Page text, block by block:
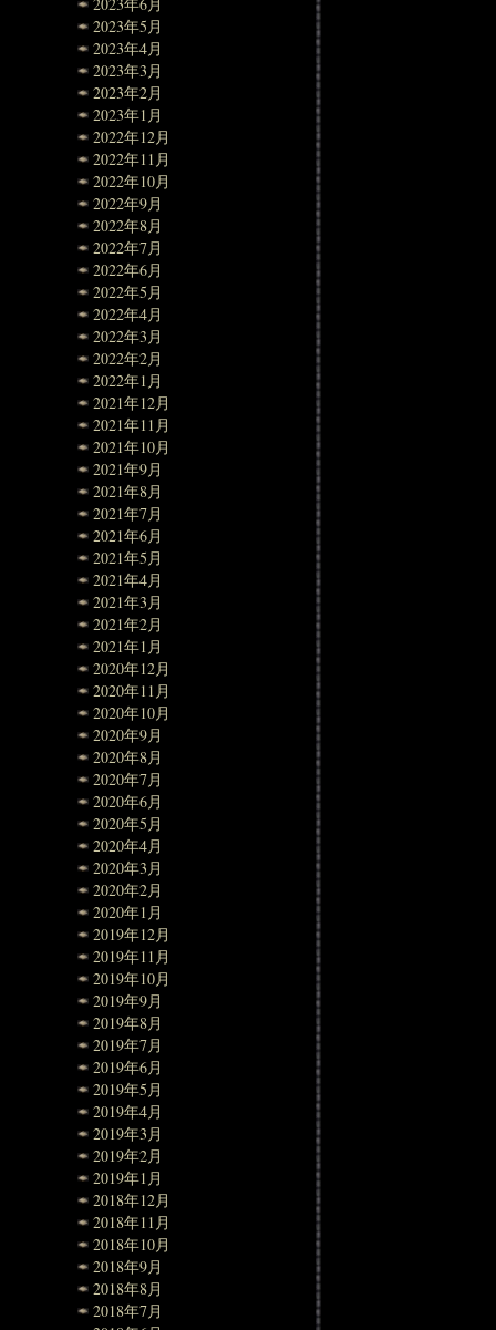
2023年5月
2023年4月
2023年3月
2023年2月
2023年1月
2022年12月
2022年11月
2022年10月
2022年9月
2022年8月
2022年7月
2022年6月
2022年5月
2022年4月
2022年3月
2022年2月
2022年1月
2021年12月
2021年11月
2021年10月
2021年9月
2021年8月
2021年7月
2021年6月
2021年5月
2021年4月
2021年3月
2021年2月
2021年1月
2020年12月
2020年11月
2020年10月
2020年9月
2020年8月
2020年7月
2020年6月
2020年5月
2020年4月
2020年3月
2020年2月
2020年1月
2019年12月
2019年11月
2019年10月
2019年9月
2019年8月
2019年7月
2019年6月
2019年5月
2019年4月
2019年3月
2019年2月
2019年1月
2018年12月
2018年11月
2018年10月
2018年9月
2018年8月
2018年7月